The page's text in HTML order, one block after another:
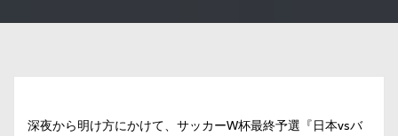
深夜から明け方にかけて、サッカーW杯最終予選『日本vsバ